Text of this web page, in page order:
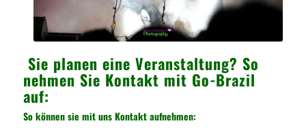
Sie planen eine Veranstaltung? So
nehmen Sie Kontakt mit Go-Brazil
auf:
So können sie mit uns Kontakt aufnehmen: